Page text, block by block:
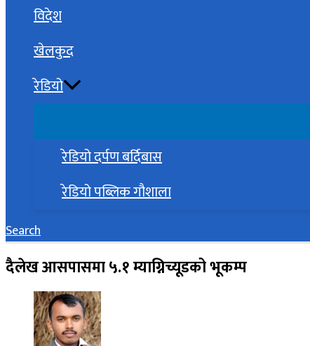
विदेश
खेलकुद
रेडियो
रेडियो दर्पण बर्दिबास
रेडियो पब्लिक गौशाला
Search
दैलेख आसपासमा ५.१ म्याग्निच्यूडको भूकम्प